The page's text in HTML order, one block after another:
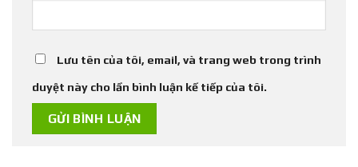
Lưu tên của tôi, email, và trang web trong trình
duyệt này cho lần bình luận kế tiếp của tôi.